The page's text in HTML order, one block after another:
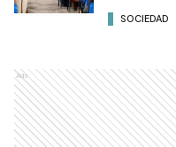
SOCIEDAD
Ads